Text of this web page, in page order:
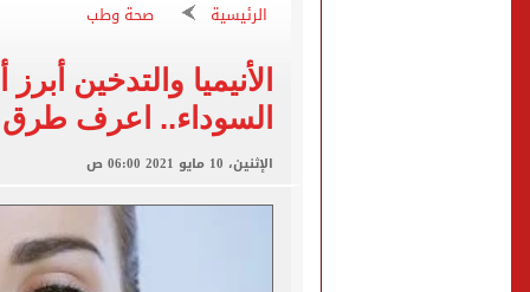
صفقة محمد صلاح تتصدر
محمود حميدة يحتفل بزفاف
إخلاء سبيل سائق أوبر
غلق جزئى لشارع جامعة الدول
الرئيسية صحة وطب
الأنيميا والتدخين
السوداء.. اعرف طرق
الإثنين، 10 مايو 2021 06:00 ص